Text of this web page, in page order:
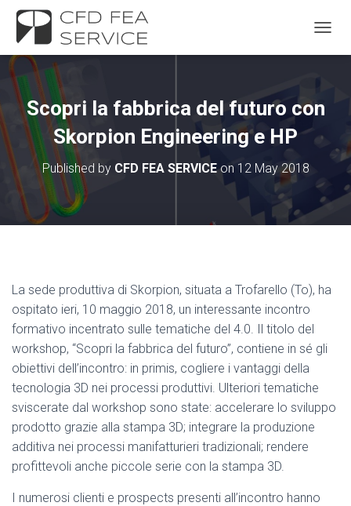
Scopri la fabbrica del futuro con
Skorpion Engineering e HP
Published by CFD FEA SERVICEon 12 May 2018
La sede produttiva di Skorpion, situata a Trofarello (To), ha
ospitato ieri, 10 maggio 2018, un interessante incontro
formativo incentrato sulle tematiche del 4.0. Il titolo del
workshop, “Scopri la fabbrica del futuro”, contiene in sé gli
obiettivi dell’incontro: in primis, cogliere i vantaggi della
tecnologia 3D nei processi produttivi. Ulteriori tematiche
sviscerate dal workshop sono state: accelerare lo sviluppo
prodotto grazie alla stampa 3D; integrare la produzione
additiva nei processi manifatturieri tradizionali; rendere
profittevoli anche piccole serie con la stampa 3D.
I numerosi clienti e prospects presenti all’incontro hanno